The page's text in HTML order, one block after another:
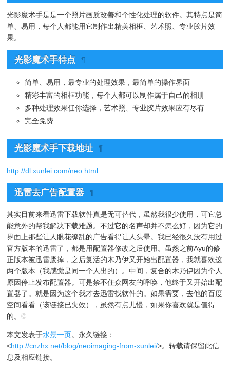
光影魔术手是是一个照片画质改善和个性化处理的软件。其特点是简
单、易用，每个人都能用它制作出精美相框、艺术照、专业胶片效
果。
光影魔术手特点 ¶
简单、易用，最专业的处理效果，最简单的操作界面
精彩丰富的相框功能，每个人都可以制作属于自己的相册
多种处理效果任你选择，艺术照、专业胶片效果应有尽有
完全免费
光影魔术手下载地址 ¶
http://dl.xunlei.com/neo.html
迅雷去广告配置器 ¶
其实目前来看迅雷下载软件真是无可替代，虽然我很少使用，可它总
能意外的帮我解决下载难题。不过它的名声却并不怎么好，因为它的
界面上那些让人眼花缭乱的广告看得让人头晕。我已经很久没有用过
官方版本的迅雷了，都是用配置器修改之后使用。虽然之前Ayu的修
正版本被迅雷废掉，之后复活的木乃伊又开始出配置器，我就喜欢这
两个版本（我感觉是同一个人出的）。中间，复合的木乃伊因为个人
原因停止发布配置器。可是禁不住众网友的呼唤，他终于又开始出配
置器了。就是因为这个我才去迅雷找软件的。如果需要，去他的百度
空间看看（该链接已失效），虽然有点儿慢，如果你喜欢就是值得
的。©
本文发表于水景一页。永久链接：
<http://cnzhx.net/blog/neoimaging-from-xunlei/>。转载请保留此信
息及相应链接。